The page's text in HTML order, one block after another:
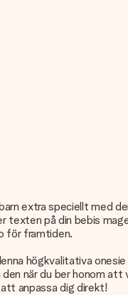
extra speciellt med
texten på din bebis
för framtiden.
högkvalitativa
när du ber honom att
anpassa dig direkt!